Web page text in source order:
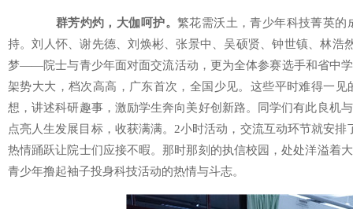
群芳灼灼，大伽呵护。 繁花需沃土，青少年科技菁英
持。刘人怀、谢先德、刘焕彬、张景中、吴硕贤、钟世镇、林浩
梦——院士与青少年面对面交流活动，更为全体参赛选手和省中
架势大大，档次高高，广东首次，全国少见。这些平时难得一
想，讲述科研趣事，激励学生奔向美好创新路。同学们有此良机
点亮人生发展目标，收获满满。2小时活动，交流互动环节就安
热情踊跃让院士们应接不暇。那时那刻的执信校园，处处洋溢着
青少年撸起袖子投身科技活动的热情与斗志。